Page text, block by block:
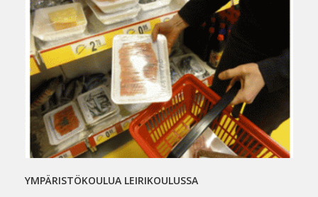
YMPÄRISTÖKOULUA LEIRIKOULUSSA